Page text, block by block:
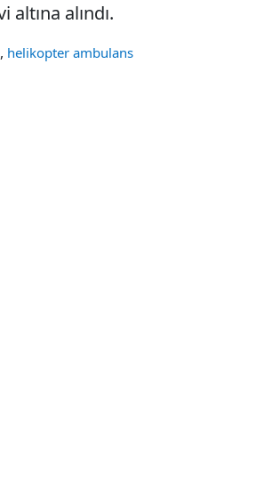
altına alındı.
, helikopter ambulans